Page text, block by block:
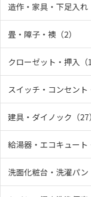
造作・家具・下足入れ
畳・障子・襖（2）
クローゼット・押入（
スイッチ・コンセント
建具・ダイノック（27）
給湯器・エコキュート
洗面化粧台・洗濯パン